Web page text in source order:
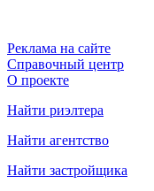
Реклама на сайте
Справочный центр
О проекте
Найти риэлтера
Найти агентство
Найти застройщика